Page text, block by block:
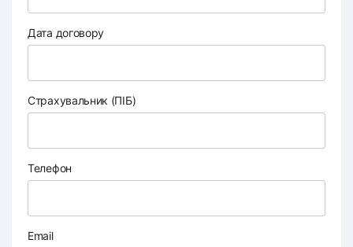
Дата договору
Страхувальник (ПІБ)
Телефон
Email